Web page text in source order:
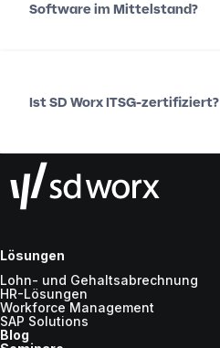
Software im Mittelstand?
Ist SD Worx ITSG-zertifiziert?
Lösungen
Lohn- und Gehaltsabrechnung
HR-Lösungen
Workforce Management
SAP Solutions
Blog